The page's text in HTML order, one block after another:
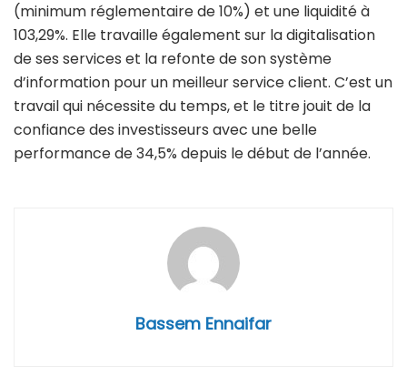
(minimum réglementaire de 10%) et une liquidité à
103,29%. Elle travaille également sur la digitalisation
de ses services et la refonte de son système
d’information pour un meilleur service client. C’est un
travail qui nécessite du temps, et le titre jouit de la
confiance des investisseurs avec une belle
performance de 34,5% depuis le début de l’année.
Bassem Ennaifar